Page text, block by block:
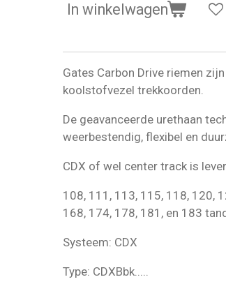
In winkelwagen
Gates Carbon Drive riemen
koolstofvezel trekkoorden.
De geavanceerde urethaan
weerbestendig, flexibel en
CDX of wel center track is
108, 111, 113, 115, 118, 120,
168, 174, 178, 181, en 183
Systeem: CDX
Type: CDXBbk.....